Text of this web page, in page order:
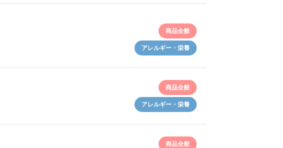
商品全般
アレルギー・栄養
商品全般
アレルギー・栄養
商品全般